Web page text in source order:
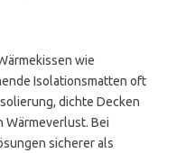
wie
Isolationsmatten oft
dichte Decken
Wärmeverlust. Bei
sicherer als